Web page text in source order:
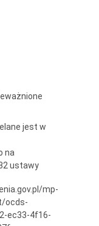
jest w
na
ustawy
mp-
ocds-
ec33-4f16-